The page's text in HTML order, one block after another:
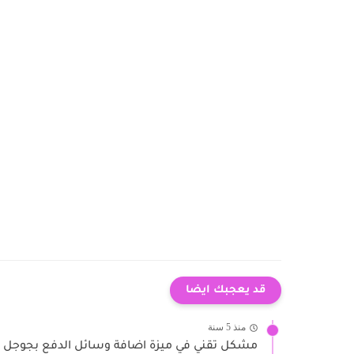
قد يعجبك ايضا
منذ 5 سنة
مشكل تقني في ميزة اضافة وسائل الدفع